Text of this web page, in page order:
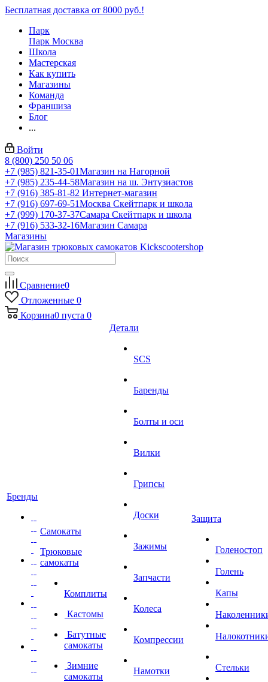
Бесплатная доставка от 8000 руб.!
Парк
Парк Москва
Школа
Мастерская
Как купить
Магазины
Команда
Франшиза
Блог
...
Войти
8 (800) 250 50 06
+7 (985) 821-35-01Магазин на Нагорной
+7 (985) 235-44-58Магазин на ш. Энтузиастов
+7 (916) 385-81-82 Интернет-магазин
+7 (916) 697-69-51Москва Скейтпарк и школа
+7 (999) 170-37-37Самара Скейтпарк и школа
+7 (916) 533-32-16Магазин Самара
Магазины
Сравнение0
Отложенные 0
Корзина0 пуста 0
Бренды
Самокаты
Трюковые
самокаты
Комплиты
Кастомы
Батутные
самокаты
Зимние
самокаты
Детали
SCS
Баренды
Болты и оси
Вилки
Грипсы
Доски
Зажимы
Запчасти
Колеса
Компрессии
Намотки
Защита
Голеностоп
Голень
Капы
Стельки